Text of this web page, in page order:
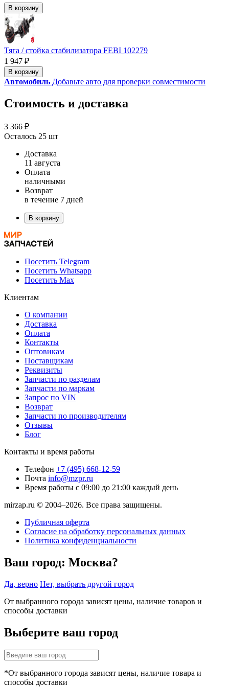
В корзину
Тяга / стойка стабилизатора FEBI 102279
1 947 ₽
В корзину
Автомобиль Добавьте авто для проверки совместимости
Стоимость и доставка
3 366 ₽
Осталось 25 шт
Доставка
11 августа
Оплата
наличными
Возврат
в течение 7 дней
В корзину
Посетить Telegram
Посетить Whatsapp
Посетить Max
Клиентам
О компании
Доставка
Оплата
Контакты
Оптовикам
Поставщикам
Реквизиты
Запчасти по разделам
Запчасти по маркам
Запрос по VIN
Возврат
Запчасти по производителям
Отзывы
Блог
Контакты и время работы
Телефон +7 (495) 668-12-59
Почта info@mzpr.ru
Время работы с 09:00 до 21:00 каждый день
mirzap.ru © 2004–2026. Все права защищены.
Публичная оферта
Согласие на обработку персональных данных
Политика конфиденциальности
Ваш город: Москва?
Да, верно Нет, выбрать другой город
От выбранного города зависят цены, наличие товаров и
способы доставки
Выберите ваш город
*От выбранного города зависят цены, наличие товара и
способы доставки